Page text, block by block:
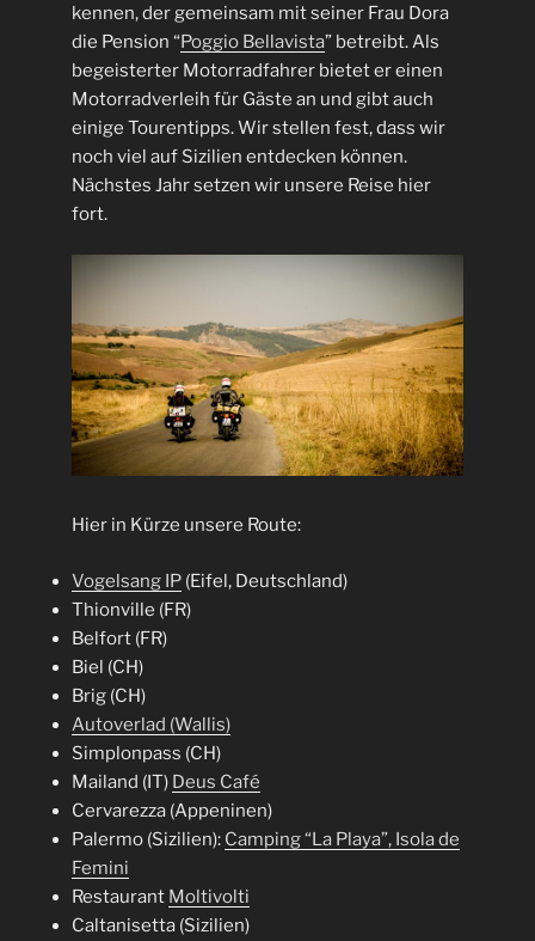
kennen, der gemeinsam mit seiner Frau Dora
die Pension “Poggio Bellavista” betreibt. Als
begeisterter Motorradfahrer bietet er einen
Motorradverleih für Gäste an und gibt auch
einige Tourentipps. Wir stellen fest, dass wir
noch viel auf Sizilien entdecken können.
Nächstes Jahr setzen wir unsere Reise hier
fort.
Hier in Kürze unsere Route:
Vogelsang IP (Eifel, Deutschland)
Thionville (FR)
Belfort (FR)
Biel (CH)
Brig (CH)
Autoverlad (Wallis)
Simplonpass (CH)
Mailand (IT) Deus Café
Cervarezza (Appeninen)
Palermo (Sizilien): Camping “La Playa”, Isola de
Femini
Restaurant Moltivolti
Caltanisetta (Sizilien)